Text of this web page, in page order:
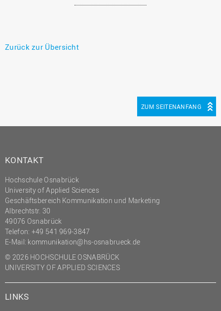
Zurück zur Übersicht
ZUM SEITENANFANG
KONTAKT
Hochschule Osnabrück
University of Applied Sciences
Geschäftsbereich Kommunikation und Marketing
Albrechtstr. 30
49076 Osnabrück
Telefon: +49 541 969-3847
E-Mail: kommunikation@hs-osnabrueck.de
© 2026 HOCHSCHULE OSNABRÜCK
UNIVERSITY OF APPLIED SCIENCES
LINKS